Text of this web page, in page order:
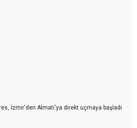
İzmir'den Almatı'ya direkt uçmaya başladı